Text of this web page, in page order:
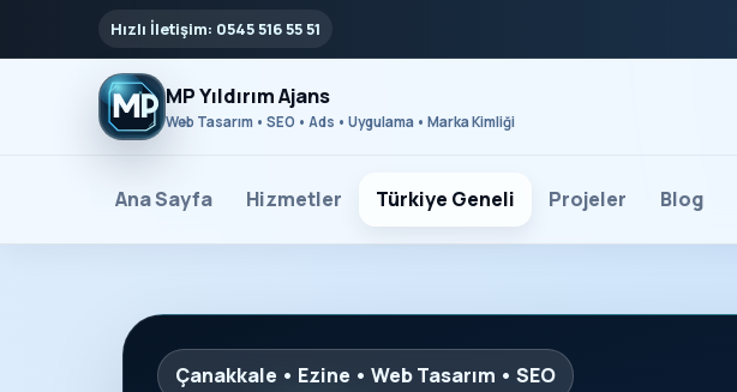
Hızlı İletişim: 0545 516 55 51
MP Yıldırım Ajans
Web Tasarım • SEO • Ads • Uygulama • Marka Kimliği
Ana Sayfa Hizmetler Türkiye Geneli Projeler Blog
Çanakkale • Ezine • Web Tasarım • SEO